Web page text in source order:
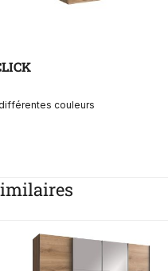
couleurs